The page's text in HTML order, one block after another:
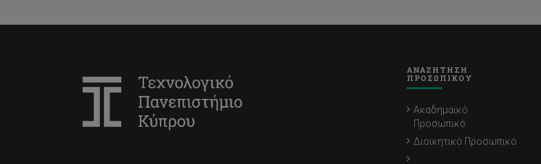
ΑΝΑΖΗΤΗΣΗ
ΠΡΟΣΩΠΙΚΟΥ
Ακαδημαϊκό
Προσωπικό
Διοικητικό Προσωπικό